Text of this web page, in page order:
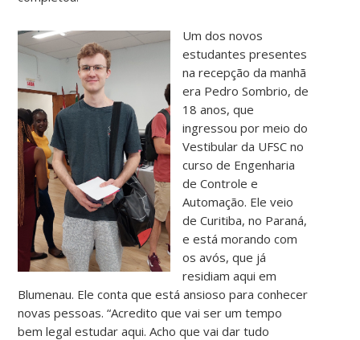
Um dos novos
estudantes presentes
na recepção da manhã
era Pedro Sombrio, de
18 anos, que
ingressou por meio do
Vestibular da UFSC no
curso de Engenharia
de Controle e
Automação. Ele veio
de Curitiba, no Paraná,
e está morando com
os avós, que já
residiam aqui em
Blumenau. Ele conta que está ansioso para conhecer
novas pessoas. “Acredito que vai ser um tempo
bem legal estudar aqui. Acho que vai dar tudo